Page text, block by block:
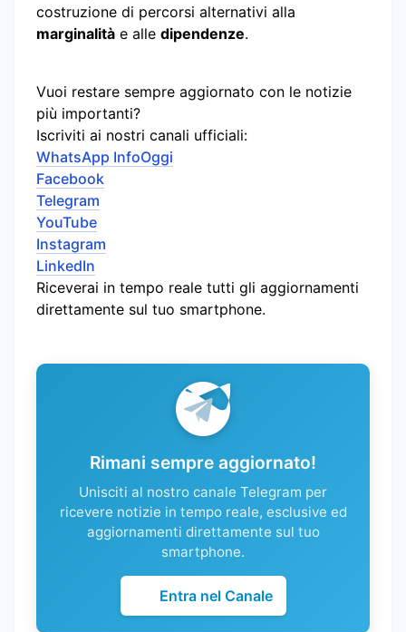
costruzione di percorsi alternativi alla
marginalità e alle dipendenze.
Vuoi restare sempre aggiornato con le notizie
più importanti?
Iscriviti ai nostri canali ufficiali:
WhatsApp InfoOggi
Facebook
Telegram
YouTube
Instagram
LinkedIn
Riceverai in tempo reale tutti gli aggiornamenti
direttamente sul tuo smartphone.
Rimani sempre aggiornato!
Unisciti al nostro canale Telegram per
ricevere notizie in tempo reale, esclusive ed
aggiornamenti direttamente sul tuo
smartphone.
Entra nel Canale